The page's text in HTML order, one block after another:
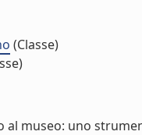
(Classe)
al museo: uno